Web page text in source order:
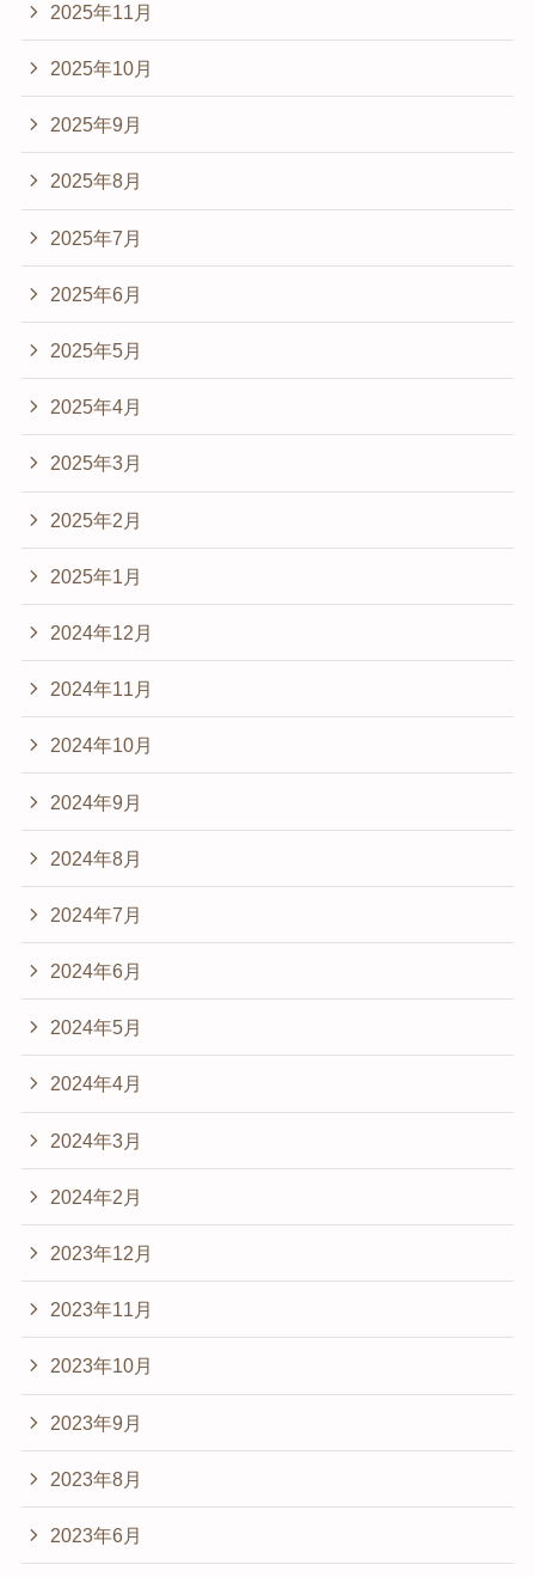
2025年11月
2025年10月
2025年9月
2025年8月
2025年7月
2025年6月
2025年5月
2025年4月
2025年3月
2025年2月
2025年1月
2024年12月
2024年11月
2024年10月
2024年9月
2024年8月
2024年7月
2024年6月
2024年5月
2024年4月
2024年3月
2024年2月
2023年12月
2023年11月
2023年10月
2023年9月
2023年8月
2023年6月